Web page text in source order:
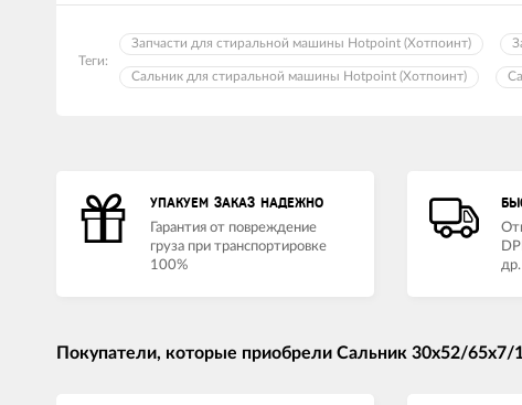
Теги:
Запчасти для стиральной машины Hotpoint (Хотпоинт)
Сальник для стиральной машины Hotpoint (Хотпоинт)
УПАКУЕМ ЗАКАЗ НАДЕЖНО
Гарантия от повреждение
груза при транспортировке
100%
др.
Покупатели, которые приобрели Сальник 30x52/